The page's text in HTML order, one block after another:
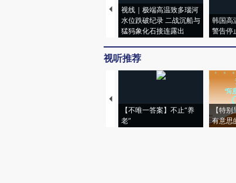
视线｜极端高温致多瑙河
水位跌破纪录 二战沉船与
猛犸象化石接连露出
韩国高
警告停
视听推荐
【不唯一答案】不止“养
老”
【特
有意思